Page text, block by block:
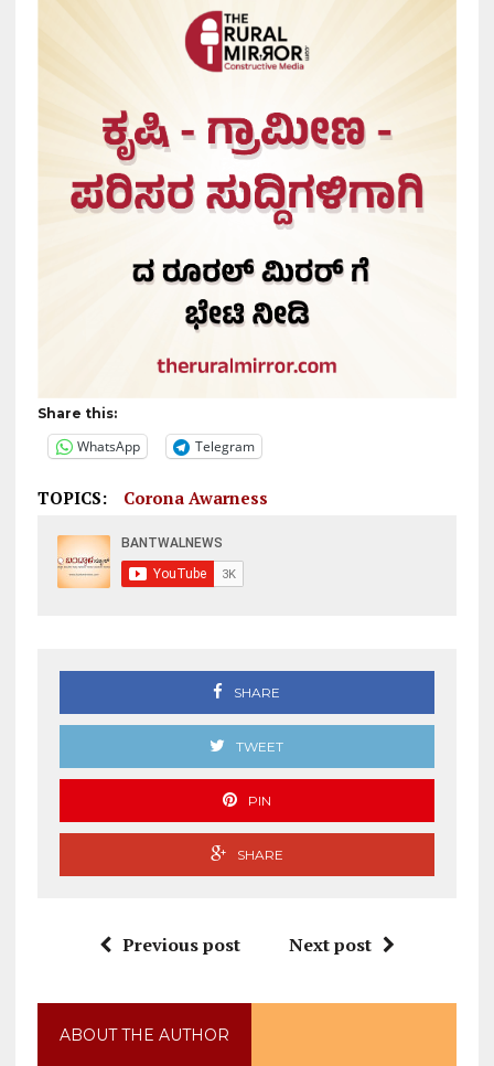
Share this:
WhatsApp Telegram
TOPICS: Corona Awarness
SHARE
TWEET
PIN
SHARE
Previous post Next post
ABOUT THE AUTHOR